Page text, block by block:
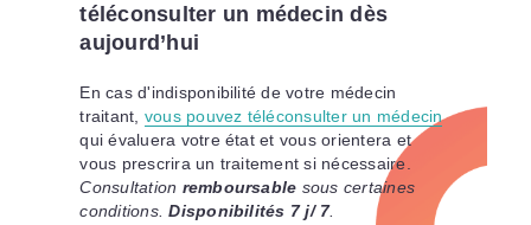
téléconsulter un médecin dès
aujourd’hui
En cas d'indisponibilité de votre médecin
traitant, vous pouvez téléconsulter un médecin
qui évaluera votre état et vous orientera et
vous prescrira un traitement si nécessaire.
Consultation remboursable sous certaines
conditions.Disponibilités 7 j/ 7.